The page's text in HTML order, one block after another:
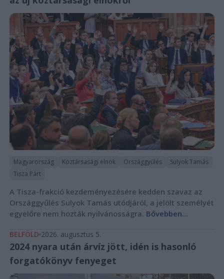
Magyarország Köztársasági elnök Országgyűlés
Sulyok Tamás
Tisza Párt
A Tisza-frakció kezdeményezésére kedden szavaz az
Országgyűlés Sulyok Tamás utódjáról, a jelölt személyét
egyelőre nem hozták nyilvánosságra. Bővebben...
BELFÖLD 2026. augusztus 5.
2024 nyara után árvíz jött, idén is hasonló
forgatókönyv fenyeget